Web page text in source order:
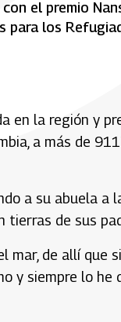
el premio
para los
en la región y
a más de
a su abuela a
tierras de sus
mar, de allí que
y siempre lo he